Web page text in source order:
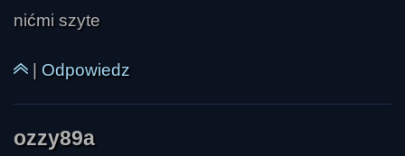
nićmi szyte
Odpowiedz